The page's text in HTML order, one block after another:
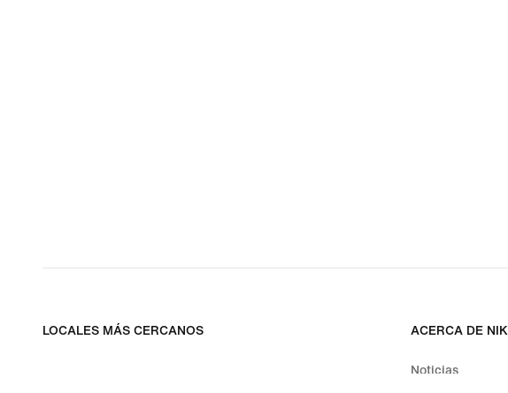
LOCALES MÁS CERCANOS ACERCA DE
Noticias